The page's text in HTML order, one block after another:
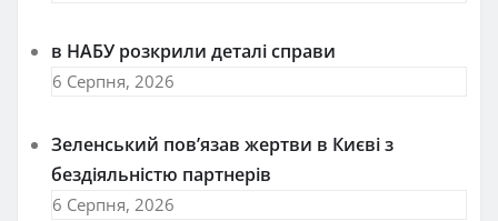
в НАБУ розкрили деталі справи
6 Серпня, 2026
Зеленський пов’язав жертви в Києві з
бездіяльністю партнерів
6 Серпня, 2026